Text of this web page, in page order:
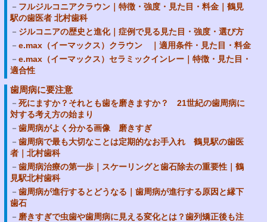
フルジルコニアクラウン｜特徴・強度・見た目・料金｜鶴見
駅の歯医者 北村歯科
ジルコニアの歴史と進化｜症例で見る見た目・強度・選び方
e.max（イーマックス）クラウン ｜適用条件・見た目・料金
e.max（イーマックス）セラミックインレー｜特徴・見た目・
適合性
歯周病に要注意
死にますか？それとも歯を磨きますか？ 21世紀の歯周病に
対する考え方の始まり
歯周病がよく分かる画像 磨きすぎ
歯周病で最も大切なことは定期的なお手入れ 鶴見駅の歯医
者｜北村歯科
歯周病治療の第一歩｜スケーリングと歯石除去の重要性｜鶴
見駅北村歯科
歯周病が進行するとどうなる｜歯周病が進行する原因と縁下
歯石
磨きすぎで虫歯や歯周病に見える変化とは？歯列矯正後も注